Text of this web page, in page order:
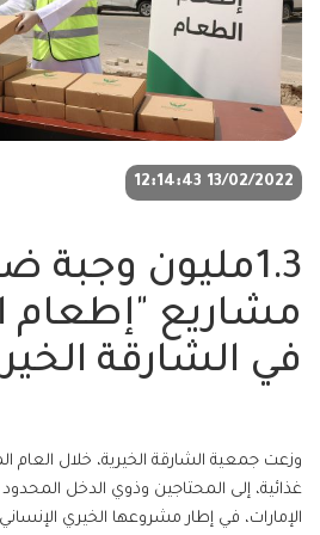
13/02/2022 12:14:43
1.3مليون وجبة
مشاريع "إطعام
في الشارقة
غذائية، إلى المحتاجين وذوي الدخل
الإمارات، في إطار مشروعها الخيري